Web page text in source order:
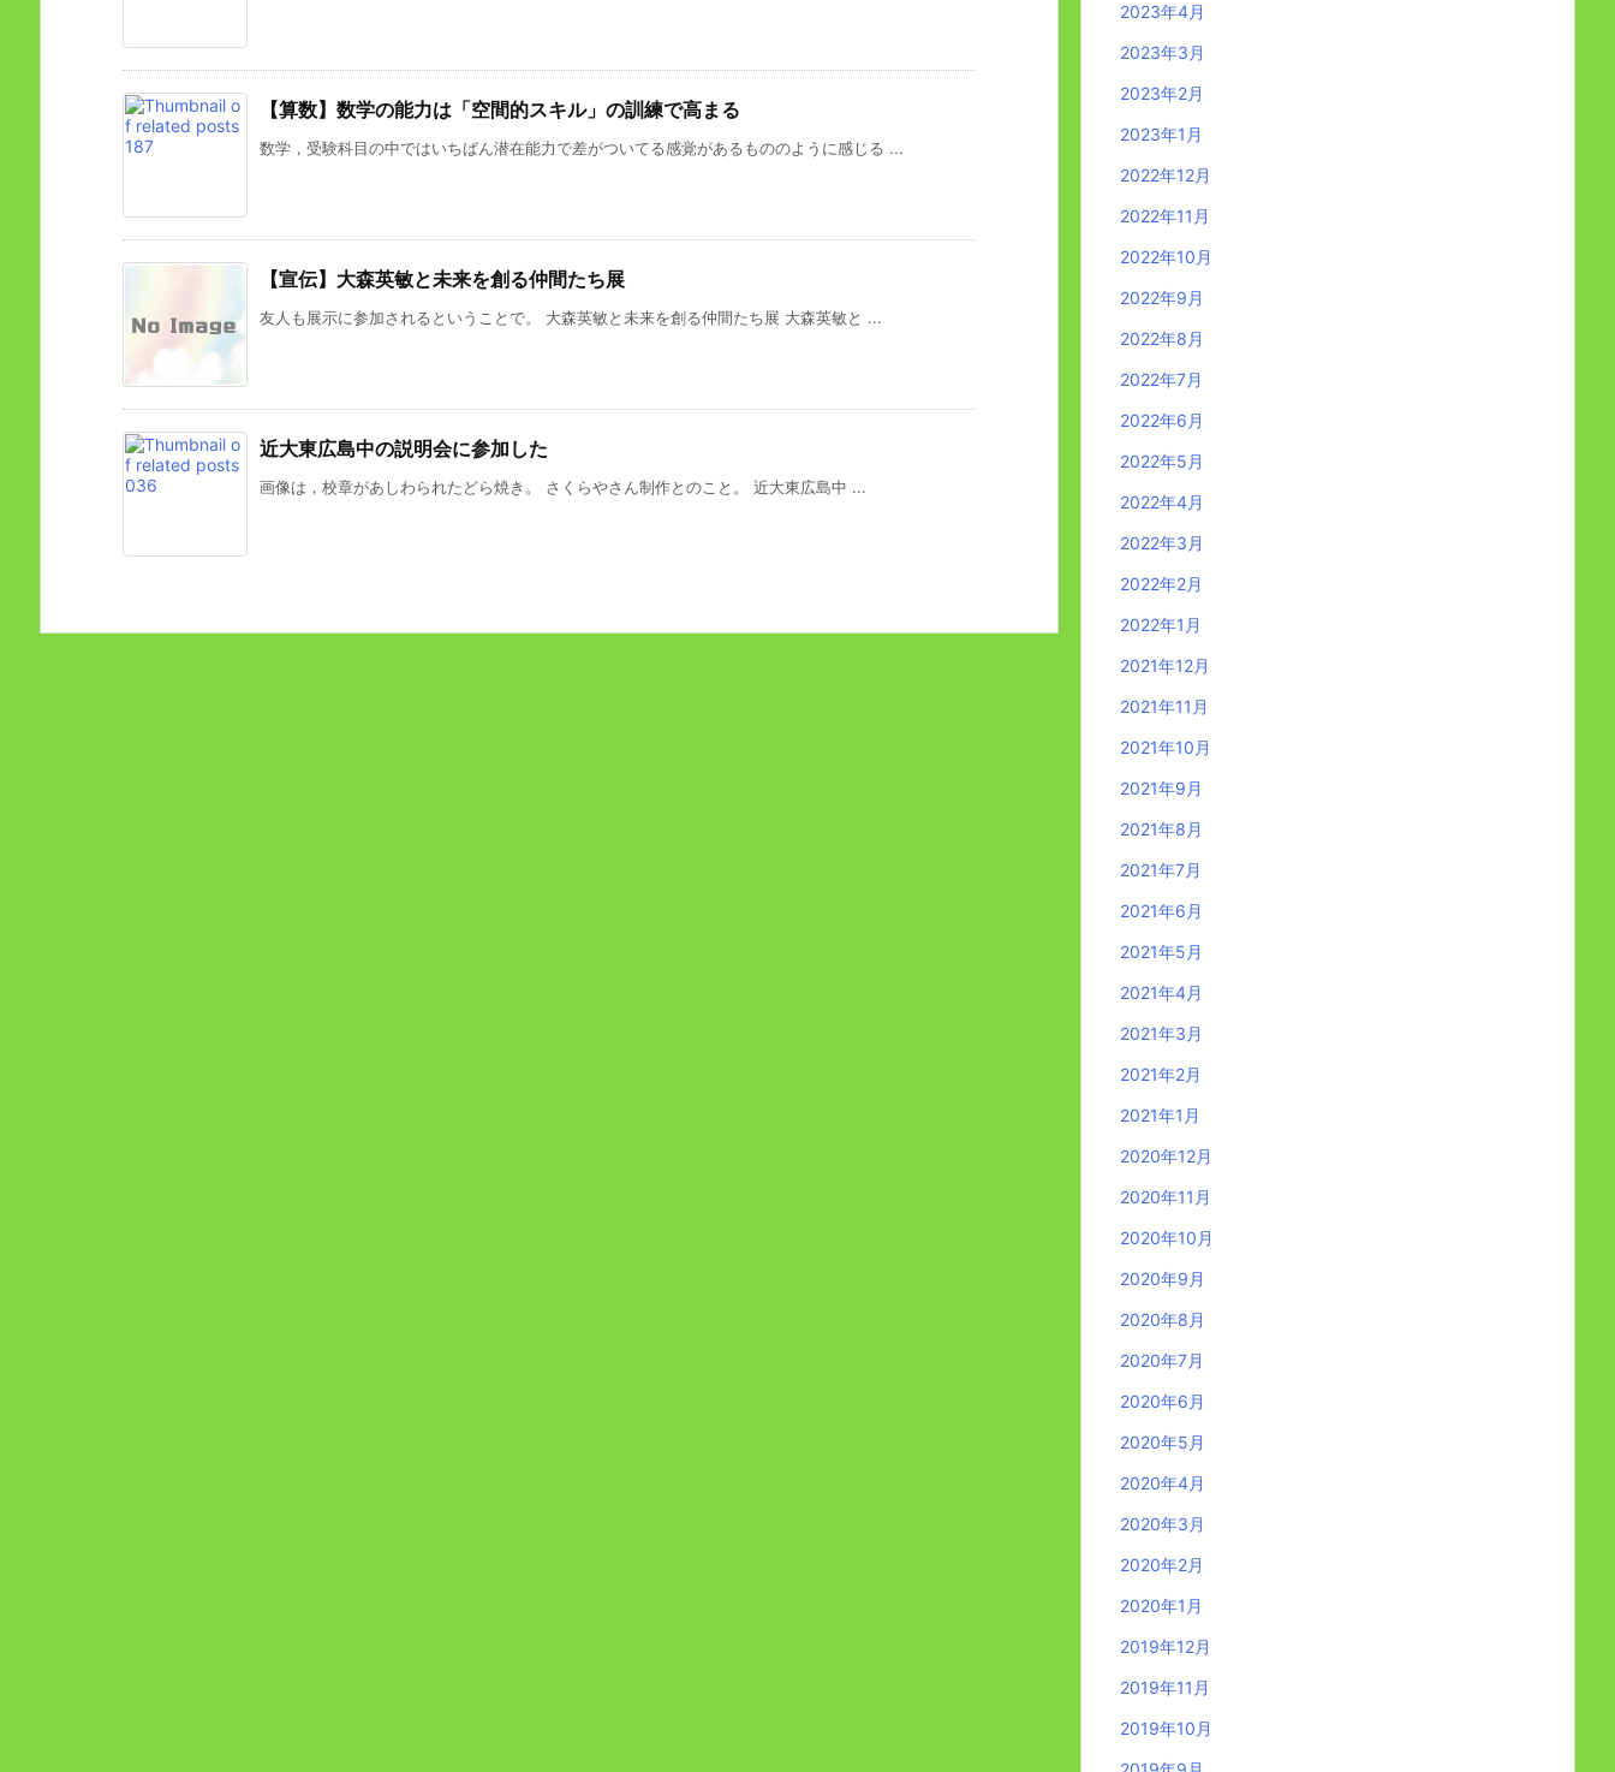
【算数】数学の能力は「空間的スキル」の訓練で高まる
数学，受験科目の中ではいちばん潜在能力で差がついてる感覚があるもののように感じる ...
【宣伝】大森英敏と未来を創る仲間たち展
友人も展示に参加されるということで。 大森英敏と未来を創る仲間たち展 大森英敏と ...
近大東広島中の説明会に参加した
画像は，校章があしわられたどら焼き。 さくらやさん制作とのこと。 近大東広島中 ...
2023年4月
2023年3月
2023年2月
2023年1月
2022年12月
2022年11月
2022年10月
2022年9月
2022年8月
2022年7月
2022年6月
2022年5月
2022年4月
2022年3月
2022年2月
2022年1月
2021年12月
2021年11月
2021年10月
2021年9月
2021年8月
2021年7月
2021年6月
2021年5月
2021年4月
2021年3月
2021年2月
2021年1月
2020年12月
2020年11月
2020年10月
2020年9月
2020年8月
2020年7月
2020年6月
2020年5月
2020年4月
2020年3月
2020年2月
2020年1月
2019年12月
2019年11月
2019年10月